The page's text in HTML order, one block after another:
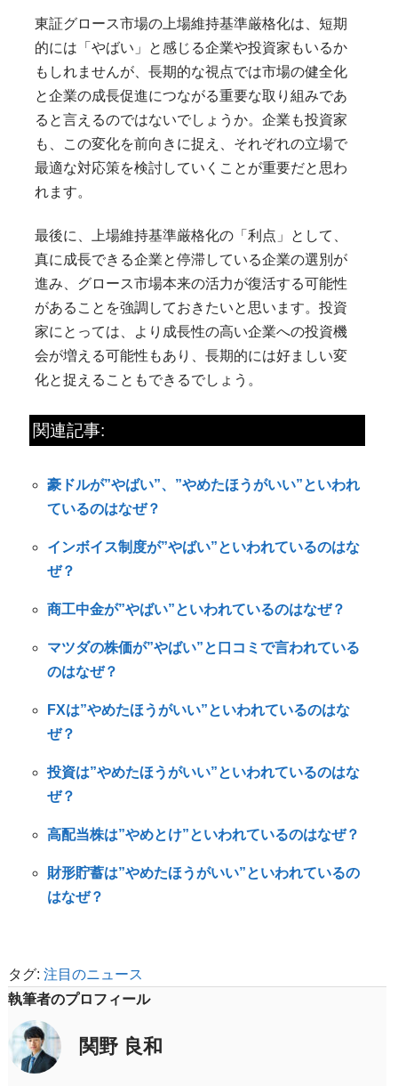
東証グロース市場の上場維持基準厳格化は、短期
的には「やばい」と感じる企業や投資家もいるか
もしれませんが、長期的な視点では市場の健全化
と企業の成長促進につながる重要な取り組みであ
ると言えるのではないでしょうか。企業も投資家
も、この変化を前向きに捉え、それぞれの立場で
最適な対応策を検討していくことが重要だと思わ
れます。
最後に、上場維持基準厳格化の「利点」として、
真に成長できる企業と停滞している企業の選別が
進み、グロース市場本来の活力が復活する可能性
があることを強調しておきたいと思います。投資
家にとっては、より成長性の高い企業への投資機
会が増える可能性もあり、長期的には好ましい変
化と捉えることもできるでしょう。
関連記事:
豪ドルが”やばい”、”やめたほうがいい”といわれ
ているのはなぜ？
インボイス制度が”やばい”といわれているのはな
ぜ？
商工中金が”やばい”といわれているのはなぜ？
マツダの株価が”やばい”と口コミで言われている
のはなぜ？
FXは”やめたほうがいい”といわれているのはな
ぜ？
投資は”やめたほうがいい”といわれているのはな
ぜ？
高配当株は”やめとけ”といわれているのはなぜ？
財形貯蓄は”やめたほうがいい”といわれているの
はなぜ？
タグ: 注目のニュース
執筆者のプロフィール
関野 良和